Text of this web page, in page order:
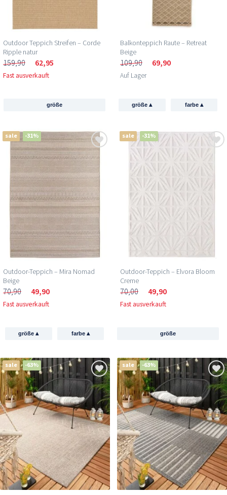
Outdoor Teppich Streifen – Corde
Ripple natur
159,90 62,95
Fast ausverkauft
größe
Balkonteppich Raute – Retreat
Beige
109,90 69,90
Auf Lager
größe▴ farbe ▴
sale -31%
Outdoor-Teppich – Mira Nomad
Beige
70,90 49,90
Fast ausverkauft
größe▴ farbe ▴
sale -31%
Outdoor-Teppich – Elvora Bloom
Creme
70,00 49,90
Fast ausverkauft
größe
sale -63% sale -63%